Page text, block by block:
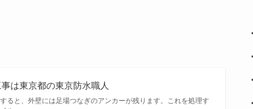
は東京都の東京防水職人
ると、外壁には足場つなぎのアンカーが残ります。これを処理す